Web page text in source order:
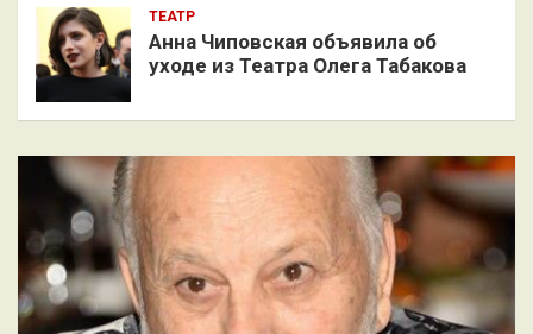
ТЕАТР
Анна Чиповская объявила об
уходе из Театра Олега Табакова